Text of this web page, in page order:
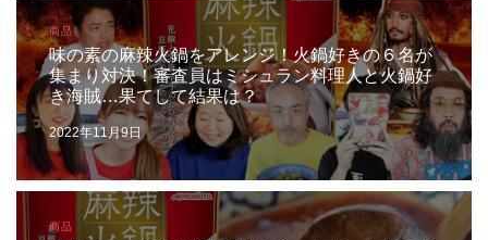
商品
味の素の麻辣火鍋をアレンジ！火鍋好きの６名が
集まり対決！審査員はミシュラン料理人と火鍋好
き海賊…果てして結果は？
2022年11月9日
商品